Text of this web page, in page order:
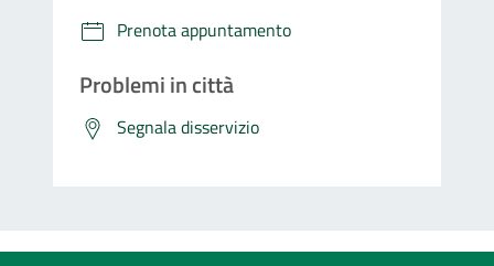
Prenota appuntamento
Problemi in città
Segnala disservizio